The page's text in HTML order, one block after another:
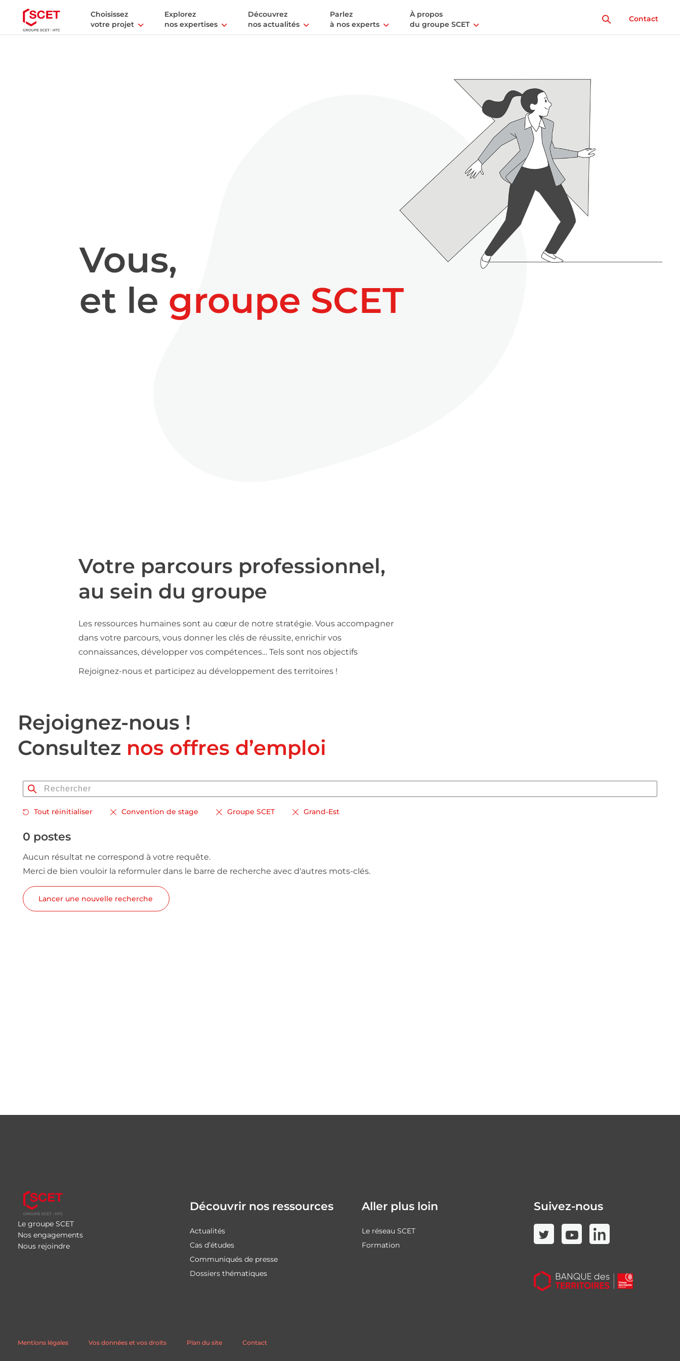
Choisissez
votre projet
Explorez
nos expertises
Découvrez
nos actualités
Parlez
à nos experts
À propos
du groupe SCET
Contact
Vous,
et le groupe SCET
Votre parcours professionnel,
au sein du groupe
Les ressources humaines sont au cœur de notre stratégie. Vous accompagner
dans votre parcours, vous donner les clés de réussite, enrichir vos
connaissances, développer vos compétences… Tels sont nos objectifs
Rejoignez-nous et participez au développement des territoires !
Rejoignez-nous !
Consultez nos offres d’emploi
Tout réinitialiser Convention de stage Groupe SCET Grand-Est
0 postes
Aucun résultat ne correspond à votre requête.
Merci de bien vouloir la reformuler dans le barre de recherche avec d'autres mots-clés.
Lancer une nouvelle recherche
Le groupe SCET
Nos engagements
Nous rejoindre
Découvrir nos ressources
Actualités
Cas d’études
Communiqués de presse
Dossiers thématiques
Aller plus loin
Le réseau SCET
Formation
Suivez-nous
Mentions légales Vos données et vos droits Plan du site Contact